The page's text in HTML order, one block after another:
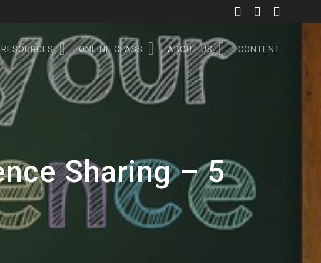
RESOURCES ONLINE CLASS ABOUT US CONTENT
Sharing – 5